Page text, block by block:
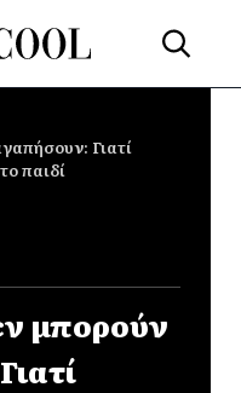
Γιατί
παιδί
μπορούν